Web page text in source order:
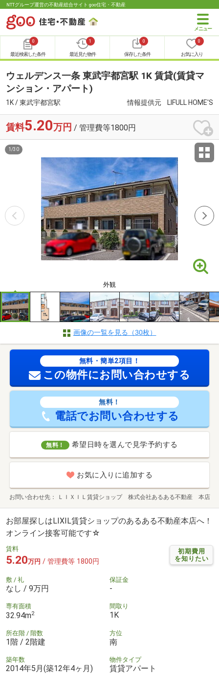
NTTグループ運営の不動産総合サイト goo住宅・不動産
0
最近検索した条件
1
最近見た物件
0
保存した条件
0
お気に入り
ウェルデンス一条 東武宇都宮駅 1K 賃貸(賃貸マ
ンション・アパート)
1K / 東武宇都宮駅 情報提供元 LIFULL HOME'S
賃料5.20万円 / 管理費等1800円
外観
1 /30
画像の一覧を見る（30枚）
無料・簡単2項目！
この物件にお問い合わせする
無料！
電話でお問い合わせする
無料！ 希望日時を選んで見学予約する
お気に入りに追加する
お問い合わせ先 ＬＩＸＩＬ賃貸ショップ 株式会社あるある不動産 本店
お部屋探しはLIXIL賃貸ショップのあるある不動産本店へ！
オンライン接客可能です☆
初期費用
を知りたい
賃料
5.20万円 / 管理費等 1800円
敷 / 礼
なし / 9万円
保証金
-
専有面積
32.94m2
間取り
1K
所在階 / 階数
1階 / 2階建
方位
南
築年数
2014年5月(築12年4ヶ月)
物件タイプ
賃貸アパート